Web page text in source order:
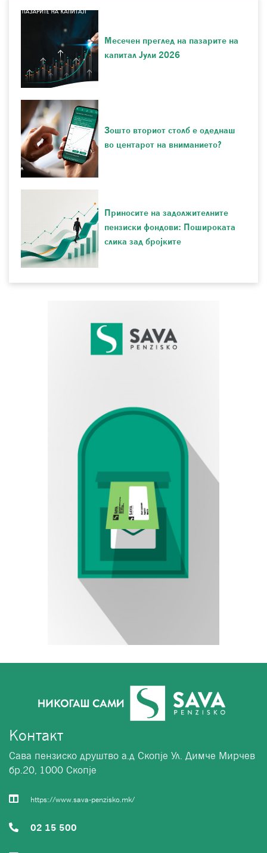
Месечен преглед на пазарите на
капитал Јули 2026
Зошто вториот столб е одеднаш
во центарот на вниманието?
Приносите на задолжителните
пензиски фондови: Пошироката
слика зад бројките
Контакт
Сава пензиско друштво а.д Скопје Ул. Димче Мирчев
бр.20, 1000 Скопје
https://www.sava-penzisko.mk/
02 15 500